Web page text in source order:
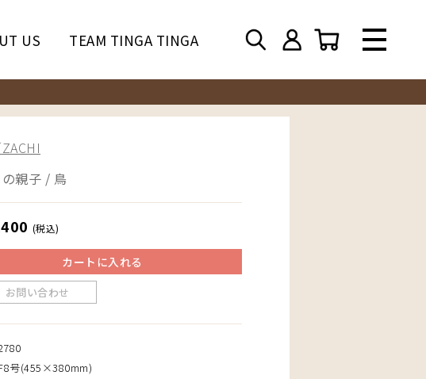
US TEAM TINGA TINGA
親子 / 鳥
(税込)
カートに入れる
お問い合わせ
号(455×380mm)